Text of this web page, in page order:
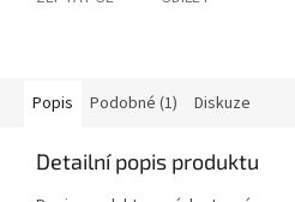
Popis Podobné (1) Diskuze
Detailní popis produktu